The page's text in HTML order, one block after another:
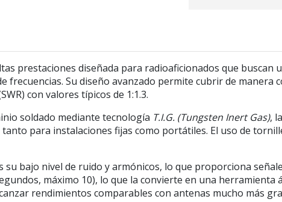
prestaciones diseñada para radioaficionados que buscan
Su diseño avanzado permite cubrir de manera
con valores típicos de 1:1.3.
soldado mediante tecnología T.I.G. (Tungsten Inert Gas),
para instalaciones fijas como portátiles. El uso de
su bajo nivel de ruido y armónicos, lo que proporciona
máximo 10), lo que la convierte en una herramienta
rendimientos comparables con antenas mucho más